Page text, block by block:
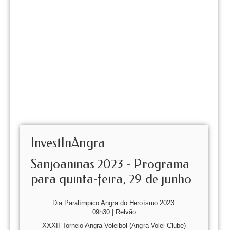
InvestInAngra
Sanjoaninas 2023 - Programa
para quinta-feira, 29 de junho
Dia Paralímpico Angra do Heroísmo 2023
09h30 | Relvão
XXXII Torneio Angra Voleibol (Angra Volei Clube)